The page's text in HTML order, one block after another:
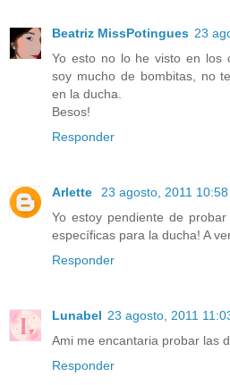
Beatriz MissPotingues 23
Yo esto no lo he visto en los
soy mucho de bombitas, no
en la ducha.
Besos!
Responder
Arlette
23 agosto, 2011 10:58
Yo estoy pendiente de
específicas para la ducha! A
Responder
Lunabel 23 agosto, 2011
Ami me encantaria probar las
Responder